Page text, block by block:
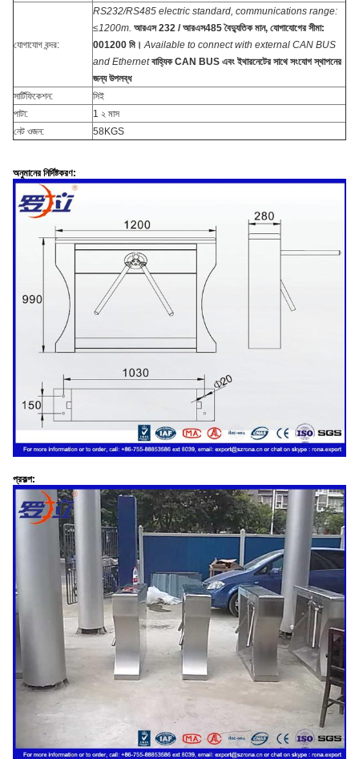
যোগাযোগ বন্দর:
RS232/RS485 electric standard, communications range:
≤1200m. আরএস 232 / আরএস485 বৈদ্যুতিক মান, যোগাযোগের সীমা:
001200 মি। Available to connect with external CAN BUS
and Ethernet বাহ্যিক CAN BUS এবং ইথারনেটের সাথে সংযোগ স্থাপনের
জন্য উপলব্ধ
সার্টিফিকেশন:
সিই
পাটা:
1 ২ মাস
নেট ওজন:
58KGS
অনুমানের নির্দিষ্টকরণ:
প্রকল্প: